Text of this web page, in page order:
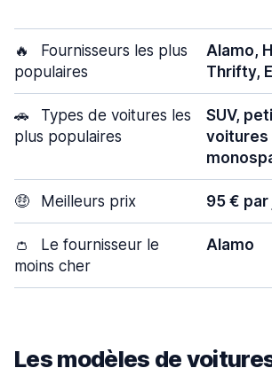
🔥
Fournisseurs les plus
populaires
Alamo,
Thrifty,
🚗
Types de voitures les
plus populaires
SUV,
voitures
🤑 Meilleurs prix 95 € par
👛
Le fournisseur le
moins cher
Alamo
Les modèles de